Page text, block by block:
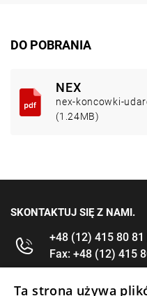
DO POBRANIA
NEX
nex-koncowki-
(1.24MB)
SKONTAKTUJ SIĘ Z NAMI.
+48 (12) 415 80
Fax: +48 (12) 415
kontakt@im-
Ta strona używa